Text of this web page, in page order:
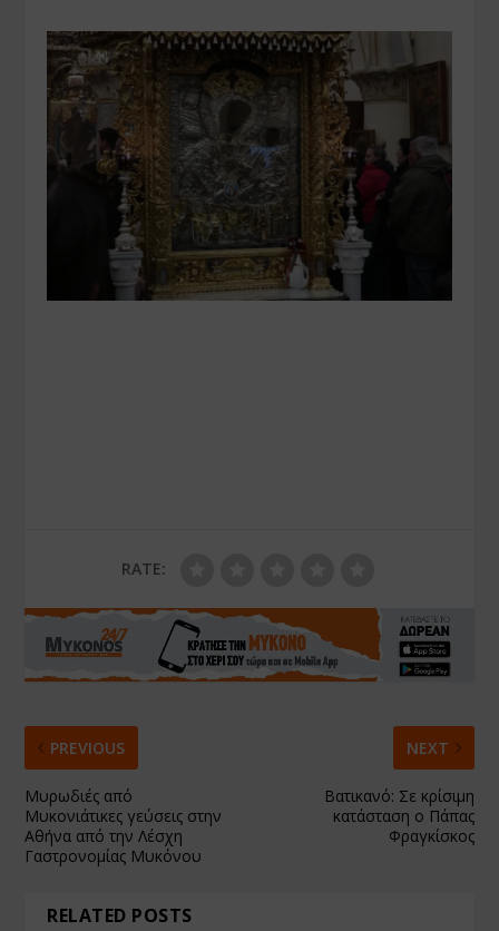
RATE:
PREVIOUS
Μυρωδιές από
Μυκονιάτικες γεύσεις στην
Αθήνα από την Λέσχη
Γαστρονομίας Μυκόνου
NEXT
Βατικανό: Σε κρίσιμη
κατάσταση ο Πάπας
Φραγκίσκος
RELATED POSTS